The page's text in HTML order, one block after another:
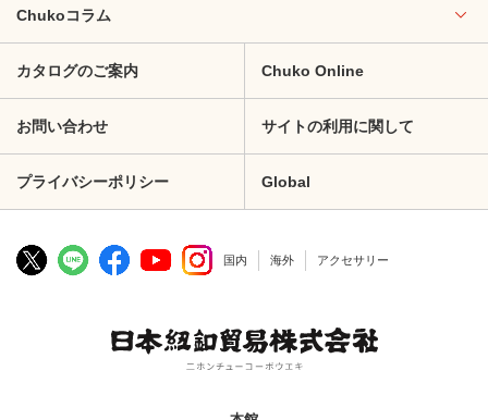
Chukoコラム
カタログのご案内 Chuko Online
お問い合わせ サイトの利用に関して
プライバシーポリシー Global
国内 海外 アクセサリー